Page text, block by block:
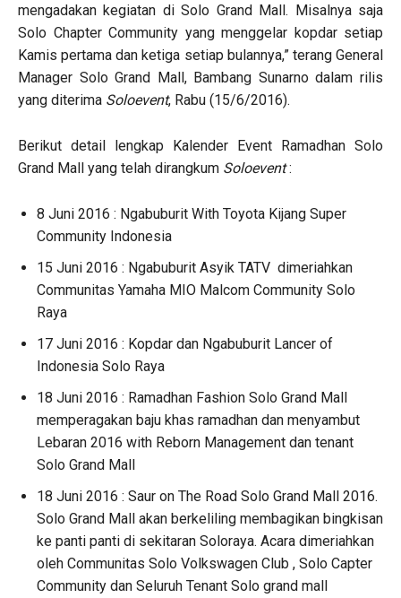
mengadakan kegiatan di Solo Grand Mall. Misalnya saja
Solo Chapter Community yang menggelar kopdar setiap
Kamis pertama dan ketiga setiap bulannya,” terang General
Manager Solo Grand Mall, Bambang Sunarno dalam rilis
yang diterima Soloevent, Rabu (15/6/2016).
Berikut detail lengkap Kalender Event Ramadhan Solo
Grand Mall yang telah dirangkum Soloevent:
8 Juni 2016 : Ngabuburit With Toyota Kijang Super
Community Indonesia
15 Juni 2016 : Ngabuburit Asyik TATV dimeriahkan
Communitas Yamaha MIO Malcom Community Solo
Raya
17 Juni 2016 : Kopdar dan Ngabuburit Lancer of
Indonesia Solo Raya
18 Juni 2016 : Ramadhan Fashion Solo Grand Mall
memperagakan baju khas ramadhan dan menyambut
Lebaran 2016 with Reborn Management dan tenant
Solo Grand Mall
18 Juni 2016 : Saur on The Road Solo Grand Mall 2016.
Solo Grand Mall akan berkeliling membagikan bingkisan
ke panti panti di sekitaran Soloraya. Acara dimeriahkan
oleh Communitas Solo Volkswagen Club , Solo Capter
Community dan Seluruh Tenant Solo grand mall